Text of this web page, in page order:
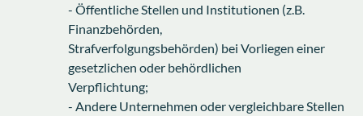
- Öffentliche Stellen und Institutionen (z.B.
Finanzbehörden,
Strafverfolgungsbehörden) bei Vorliegen einer
gesetzlichen oder behördlichen
Verpflichtung;
- Andere Unternehmen oder vergleichbare Stellen